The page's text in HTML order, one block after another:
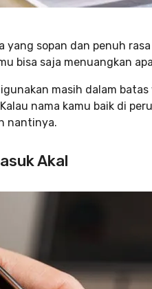
sopan dan penuh
bisa saja menuangkan
masih dalam
nama kamu baik di
nantinya.
Akal